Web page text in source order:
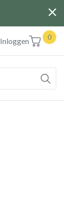
Inloggen 0